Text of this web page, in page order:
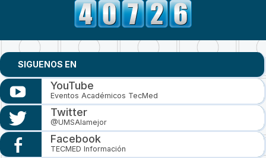
SIGUENOS EN
YouTube
Eventos Académicos TecMed
Twitter
@UMSAlamejor
Facebook
TECMED Información